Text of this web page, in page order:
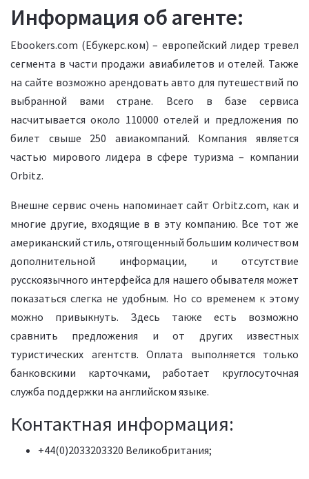
Информация об агенте:
Ebookers.com (Ебукерс.ком) – европейский лидер тревел
сегмента в части продажи авиабилетов и отелей. Также
на сайте возможно арендовать авто для путешествий по
выбранной вами стране. Всего в базе сервиса
насчитывается около 110000 отелей и предложения по
билет свыше 250 авиакомпаний. Компания является
частью мирового лидера в сфере туризма – компании
Orbitz.
Внешне сервис очень напоминает сайт Orbitz.com, как и
многие другие, входящие в в эту компанию. Все тот же
американский стиль, отягощенный большим количеством
дополнительной информации, и отсутствие
русскоязычного интерфейса для нашего обывателя может
показаться слегка не удобным. Но со временем к этому
можно привыкнуть. Здесь также есть возможно
сравнить предложения и от других известных
туристических агентств. Оплата выполняется только
банковскими карточками, работает круглосуточная
служба поддержки на английском языке.
Контактная информация:
+44(0)2033203320 Великобритания;